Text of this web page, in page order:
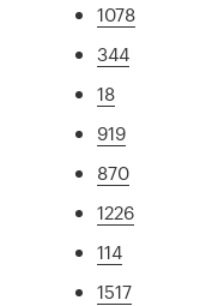
1078
344
18
919
870
1226
114
1517